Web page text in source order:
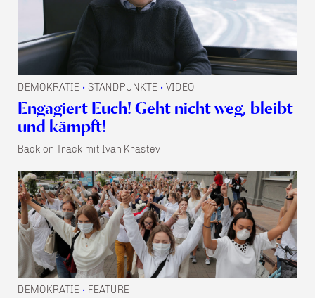
DEMOKRATIE • STANDPUNKTE • VIDEO
Engagiert Euch! Geht nicht weg, bleibt
und kämpft!
Back on Track mit Ivan Krastev
DEMOKRATIE • FEATURE